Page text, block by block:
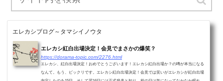
エレカシブログ～タマシイノウタ
エレカシ紅白出場決定！会見でまさかの爆笑？
https://dorama-topic.com/2276.html
エレカシ、紅白出場決定！おめでとうございます！エレカシ紅白出場か？の噂が本当になる
なんて。もう、ビックリです。エレカシ紅白出場決定！会見では笑いがエレカシが紅白出場